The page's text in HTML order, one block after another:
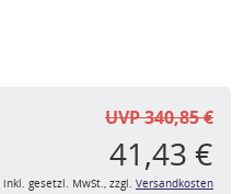
UVP 340,85 €
41,43 €
inkl. gesetzl. MwSt., zzgl. Versandkosten